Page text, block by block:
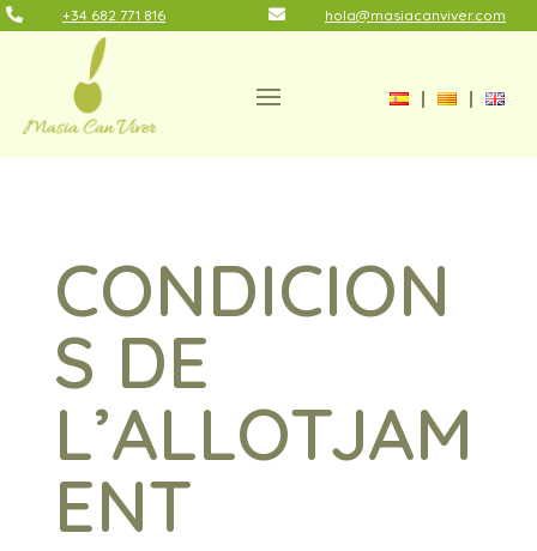
 +34 682 771 816  hola@masiacanviver.com
CONDICION
S DE
L’ALLOTJAM
ENT